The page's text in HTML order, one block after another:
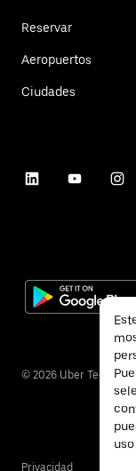
Reservar
Aeropuertos
Ciudades
© 2026 Uber
Privacidad